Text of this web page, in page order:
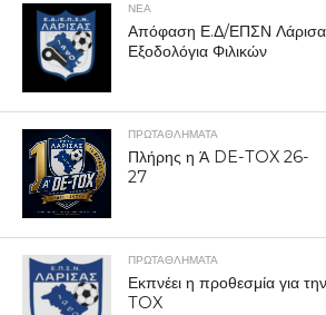
ΝΕΑ
Απόφαση Ε.Δ/ΕΠΣΝ
Εξοδολόγια Φιλικών
ΠΡΩΤΑΘΛΉΜΑΤΑ
Πλήρης η Ά DE-TOX 26-
27
ΠΡΩΤΑΘΛΉΜΑΤΑ
Εκπνέει η προθεσμία για
TOX